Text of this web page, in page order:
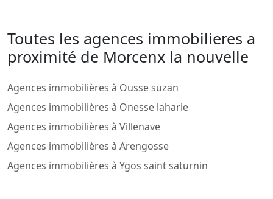
Toutes les agences immobilieres a
proximité de Morcenx la nouvelle
Agences immobilières à Ousse suzan
Agences immobilières à Onesse laharie
Agences immobilières à Villenave
Agences immobilières à Arengosse
Agences immobilières à Ygos saint saturnin